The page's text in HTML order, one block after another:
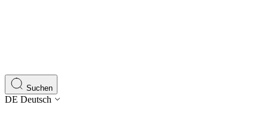
Suchen
DE Deutsch